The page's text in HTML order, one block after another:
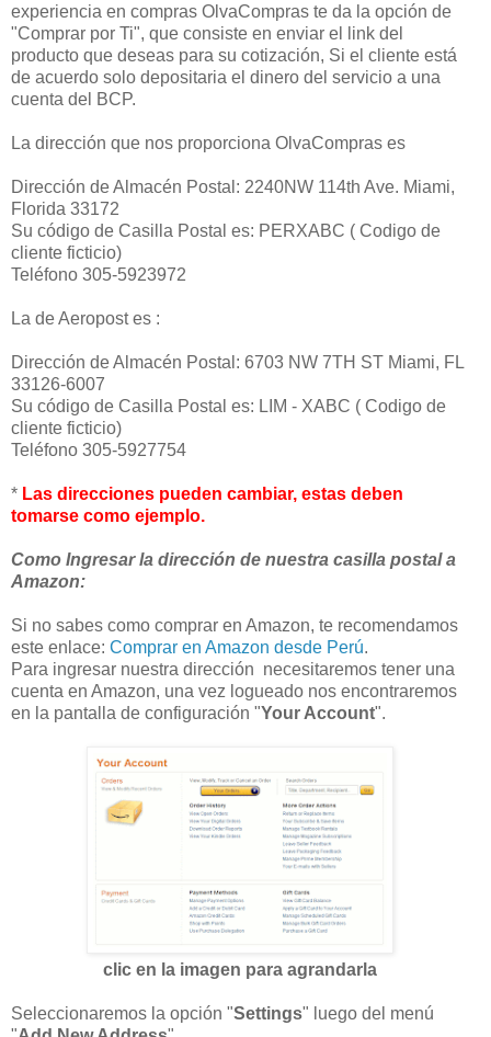
experiencia en compras OlvaCompras te da la opción de
"Comprar por Ti", que consiste en enviar el link del
producto que deseas para su cotización, Si el cliente está
de acuerdo solo depositaria el dinero del servicio a una
cuenta del BCP.
La dirección que nos proporciona OlvaCompras es
Dirección de Almacén Postal: 2240NW 114th Ave. Miami,
Florida 33172
Su código de Casilla Postal es: PERXABC ( Codigo de
cliente ficticio)
Teléfono 305-5923972
La de Aeropost es :
Dirección de Almacén Postal: 6703 NW 7TH ST Miami, FL
33126-6007
Su código de Casilla Postal es: LIM - XABC ( Codigo de
cliente ficticio)
Teléfono 305-5927754
* Las direcciones pueden cambiar, estas deben
tomarse como ejemplo.
Como Ingresar la dirección de nuestra casilla postal a
Amazon:
Si no sabes como comprar en Amazon, te recomendamos
este enlace: Comprar en Amazon desde Perú.
Para ingresar nuestra dirección necesitaremos tener una
cuenta en Amazon, una vez logueado nos encontraremos
en la pantalla de configuración "Your Account".
clic en la imagen para agrandarla
Seleccionaremos la opción "Settings" luego del menú